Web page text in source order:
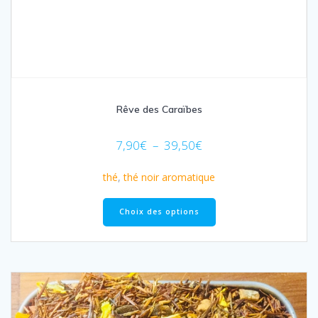
Rêve des Caraïbes
7,90€ – 39,50€
prix :
7,90€
thé,thé noir aromatique
Choix des options
Ce
a
plusieurs
Les
options
peuvent